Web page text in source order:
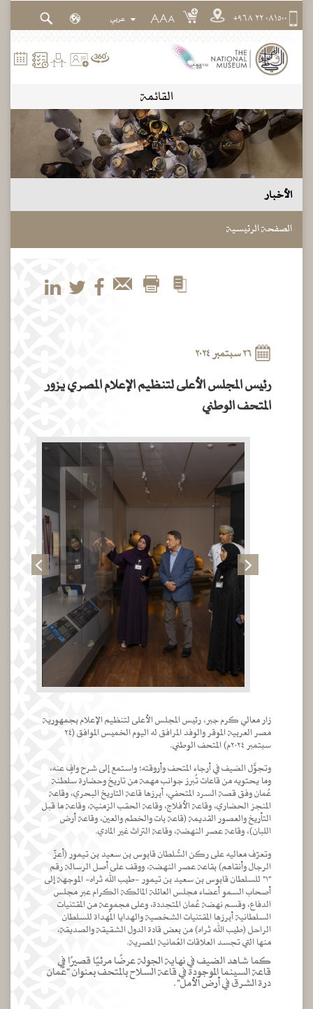
٠٨١٥٠٠ ٢٢ ٩٦٨+ A
A
A
القائمة
الأخبار
الصفحة الرئيسية
٢٦ سبتمبر ٢٠٢٤
رئيس المجلس الأعلى لتنظيم الإعلام المصري يزور
المتحف الوطني
زار معالي كرم جبر، رئيس المجلس الأعلى لتنظيم الإعلام بجمهورية
مصر العربية الموقر والوفد المرافق له اليوم الخميس الموافق (٢٤
سبتمبر ٢٠٢٤م) المتحف الوطني.
وتجوَّل الضيف في أرجاء المتحف وأروقته؛ واستمع إلى شرح وافٍ عنه،
وما يحتويه من قاعات تُبرز جوانب مهمة من تاريخ وحضارة سلطنة
عُمان وفق قصة السرد المتحفي، أبرزها قاعة التاريخ البحري، وقاعة
المنجز الحضاري، وقاعة الأفلاج، وقاعة الحقب الزمنية، وقاعة ما قبل
التأريخ والعصور القديمة (قاعة بات والخطم والعين، وقاعة أرض
اللبان)، وقاعة عصر النهضة، وقاعة التراث غير المادي.
وتعرّف معاليه على ركن السُّلطان قابوس بن سعيد بن تيمور (أعزّ
الرجال وأنقاهم) بقاعة عصر النهضة، ووقف على أصل الرسالة رقم
"١" للسلطان قابوس بن سعيد بن تيمور -طيب الله ثراه- الموجهة إلى
أصحاب السمو أعضاء مجلس العائلة المالكة الكرام عبر مجلس
الدفاع، وقسم نهضة عُمان المتجددة، وعلى مجموعة من المقتنيات
السلطانية أبرزها المقتنيات الشخصية والهدايا المُهداة للسلطان
الراحل (طيب الله ثراه) من بعض قادة الدول الشقيقة والصديقة،
منها التي تجسد العلاقات العُمانية المصرية.
كما شاهد الضيف في نهاية الجولة عرضًا مرئيًا قصيرًا في
قاعة السينما الموجودة في قاعة السلاح بالمتحف بعنوان "عُمان
درة الشرق في أرض الأمل".